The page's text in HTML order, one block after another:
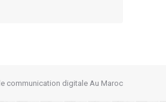
communication digitale Au Maroc